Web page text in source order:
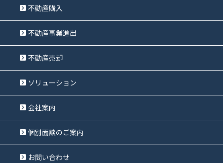
不動産購入
不動産事業進出
不動産売却
ソリューション
会社案内
個別面談のご案内
お問い合わせ